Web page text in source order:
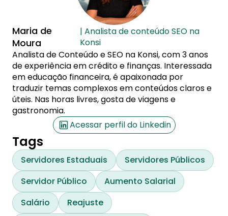
Maria de
Moura
| Analista de conteúdo SEO na
Konsi
Analista de Conteúdo e SEO na Konsi, com 3 anos
de experiência em crédito e finanças. Interessada
em educação financeira, é apaixonada por
traduzir temas complexos em conteúdos claros e
úteis. Nas horas livres, gosta de viagens e
gastronomia.
Acessar perfil do Linkedin
Tags
Servidores Estaduais
Servidores Públicos
Servidor Público
Aumento Salarial
Salário
Reajuste